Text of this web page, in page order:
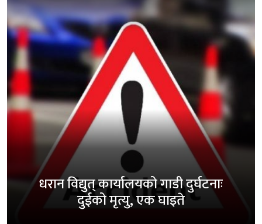
धरान विद्युत् कार्यालयको गाडी दुर्घटनाः
दुईको मृत्यु, एक घाइते